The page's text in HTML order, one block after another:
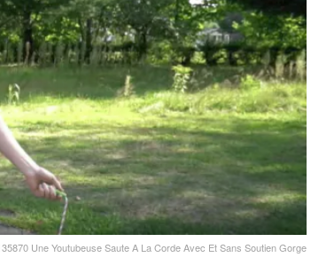
Une Youtubeuse Saute A La Corde Avec Et Sans Soutien Gorge